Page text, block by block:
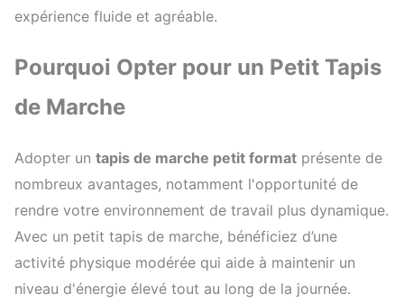
expérience fluide et agréable.
Pourquoi Opter pour un Petit Tapis
de Marche
Adopter un tapis de marche petit format présente de
nombreux avantages, notamment l'opportunité de
rendre votre environnement de travail plus dynamique.
Avec un petit tapis de marche, bénéficiez d’une
activité physique modérée qui aide à maintenir un
niveau d'énergie élevé tout au long de la journée.